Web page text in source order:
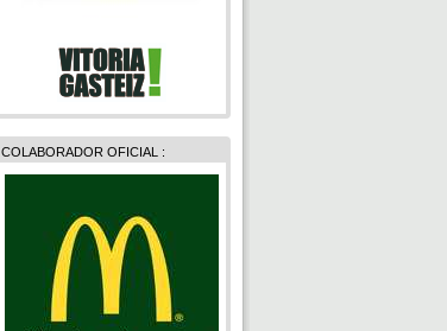
COLABORADOR OFICIAL :